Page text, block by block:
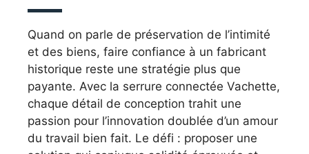
Quand on parle de préservation de l’intimité
et des biens, faire confiance à un fabricant
historique reste une stratégie plus que
payante. Avec la serrure connectée Vachette,
chaque détail de conception trahit une
passion pour l’innovation doublée d’un amour
du travail bien fait. Le défi : proposer une